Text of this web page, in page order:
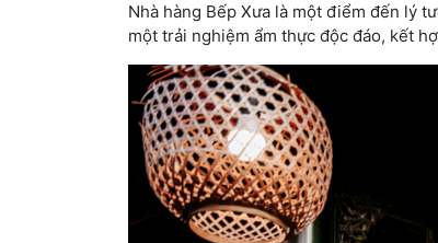
Nhà hàng Bếp Xưa là một điểm đến lý
một trải nghiệm ẩm thực độc đáo, kết